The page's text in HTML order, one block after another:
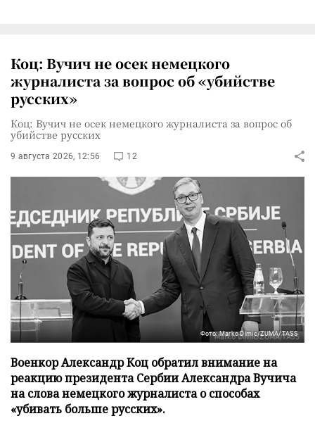
Коц: Вучич не осек немецкого
журналиста за вопрос об «убийстве
русских»
Коц: Вучич не осек немецкого журналиста за вопрос об
убийстве русских
9 августа 2026, 12:56 12
Фото: Marko Dimic/ZUMA/TASS
Военкор Александр Коц обратил внимание на
реакцию президента Сербии Александра Вучича
на слова немецкого журналиста о способах
«убивать больше русских».